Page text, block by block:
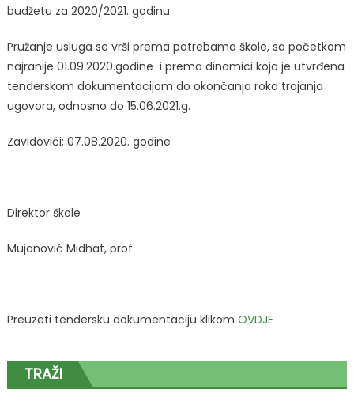
budžetu za 2020/2021. godinu.
Pružanje usluga se vrši prema potrebama škole, sa početkom
najranije 01.09.2020.godine i prema dinamici koja je utvrđena
tenderskom dokumentacijom do okončanja roka trajanja
ugovora, odnosno do 15.06.2021.g.
Zavidovići; 07.08.2020. godine
Direktor škole
Mujanović Midhat, prof.
Preuzeti tendersku dokumentaciju klikom OVDJE
TRAŽI